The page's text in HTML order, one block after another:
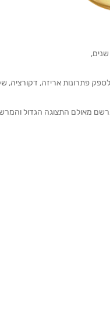
פתרונות אריזה, דקורציה,